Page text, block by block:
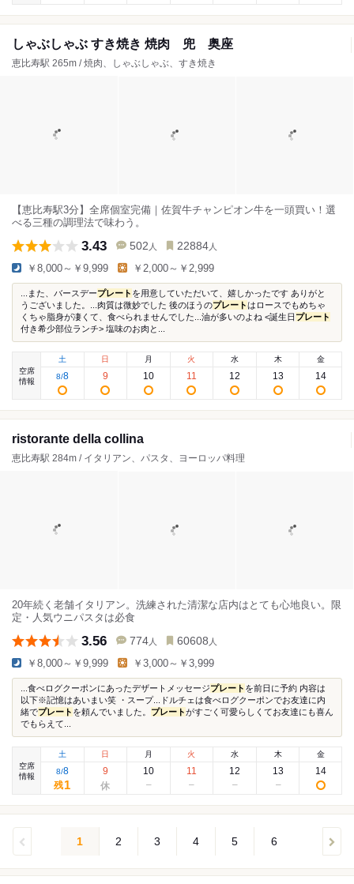
しゃぶしゃぶ すき焼き 焼肉 兜 奥座
恵比寿駅 265m / 焼肉、しゃぶしゃぶ、すき焼き
【恵比寿駅3分】全席個室完備｜佐賀牛チャンピオン牛を一頭買い！選
べる三種の調理法で味わう。
3.43 502 人 22884 人
￥8,000～￥9,999 ￥2,000～￥2,999
...また、バースデープレート を用意していただいて、嬉しかったです ありがと
うございました。...肉質は微妙でした 後のほうのプレートはロースでもめちゃ
くちゃ脂身が凄くて、食べられませんでした...油が多いのよね <誕生日 プレート
付き希少部位ランチ> 塩味のお肉と...
空席
情報
土
8/8
日
9
月
10
火
11
水
12
木
13
金
14
ristorante della collina
恵比寿駅 284m / イタリアン、パスタ、ヨーロッパ料理
20年続く老舗イタリアン。洗練された清潔な店内はとても心地良い。限
定・人気ウニパスタは必食
3.56 774 人 60608 人
￥8,000～￥9,999 ￥3,000～￥3,999
...食べログクーポンにあったデザートメッセージプレート を前日に予約 内容は
以下※記憶はあいまい笑 ・スープ...ドルチェは食べログクーポンでお友達に内
緒でプレート を頼んでいました。 プレートがすごく可愛らしくてお友達にも喜ん
でもらえて...
空席
情報
土
8/8
残1
日
9
月
10
火
11
水
12
木
13
金
14
1 2 3 4 5 6